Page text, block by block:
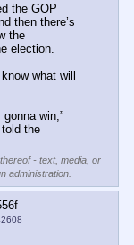
the GOP
then there’s
the
election.
what will
win,”
the
- text, media, or
administration.